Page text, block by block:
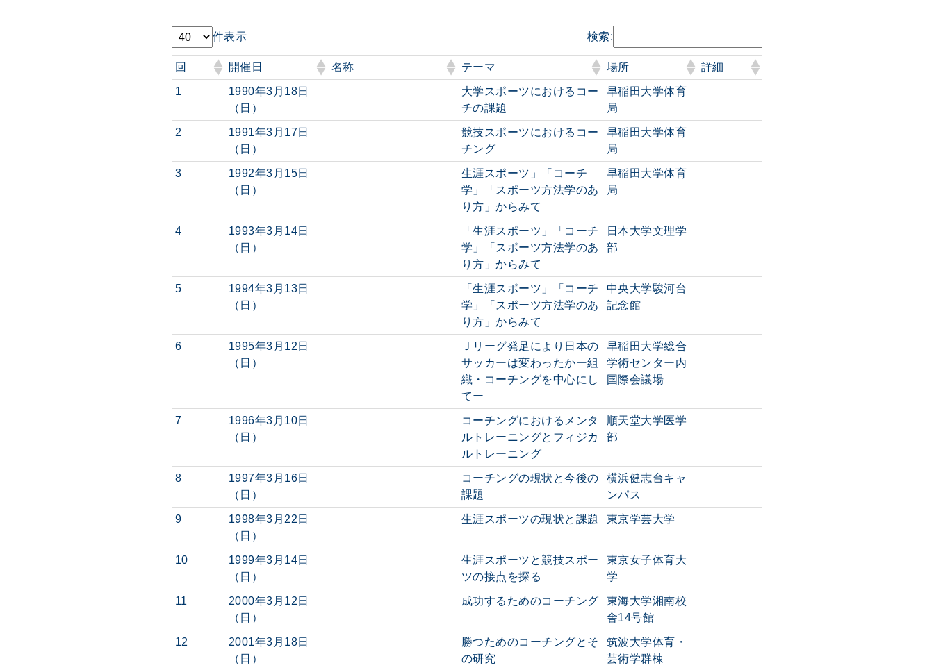
件表示 検索:
回 開催日 名称 テーマ 場所 詳細
1
1990年3月18日
（日）
大学スポーツにおけるコー
チの課題
早稲田大学体育
局
2
1991年3月17日
（日）
競技スポーツにおけるコー
チング
早稲田大学体育
局
3
1992年3月15日
（日）
生涯スポーツ」「コーチ
学」「スポーツ方法学のあ
り方」からみて
早稲田大学体育
局
4
1993年3月14日
（日）
「生涯スポーツ」「コーチ
学」「スポーツ方法学のあ
り方」からみて
日本大学文理学
部
5
1994年3月13日
（日）
「生涯スポーツ」「コーチ
学」「スポーツ方法学のあ
り方」からみて
中央大学駿河台
記念館
6
1995年3月12日
（日）
Ｊリーグ発足により日本の
サッカーは変わったかー組
織・コーチングを中心にし
てー
早稲田大学総合
学術センター内
国際会議場
7
1996年3月10日
（日）
コーチングにおけるメンタ
ルトレーニングとフィジカ
ルトレーニング
順天堂大学医学
部
8
1997年3月16日
（日）
コーチングの現状と今後の
課題
横浜健志台キャ
ンパス
9
1998年3月22日
（日）
生涯スポーツの現状と課題 東京学芸大学
10
1999年3月14日
（日）
生涯スポーツと競技スポー
ツの接点を探る
東京女子体育大
学
11
2000年3月12日
（日）
成功するためのコーチング
東海大学湘南校
舎14号館
12
2001年3月18日
（日）
勝つためのコーチングとそ
の研究
筑波大学体育・
芸術学群棟